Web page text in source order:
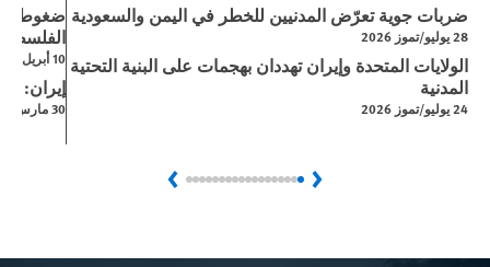
ضربات جوية تعرّض المدنيين للخطر في اليمن والسعودية
28 يوليو/تموز 2026
الولايات المتحدة وإيران تهددان بهجمات على البنية التحتية
المدنية
24 يوليو/تموز 2026
ضغوط
10 أبريل/نيسان 2026
إيران:
30 مارس/آذار 2026
Previous
Next